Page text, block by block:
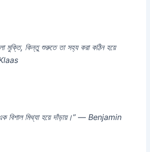
মুক্তি, কিন্তু শুরুতে তা সহ্য করা কঠিন হয়ে
বিশাল মিথ্যা হয়ে দাঁড়ায়।” — Benjamin